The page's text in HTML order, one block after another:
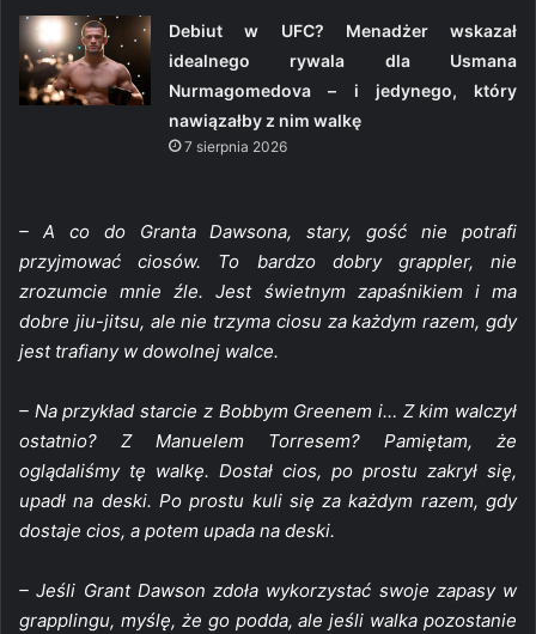
Debiut w UFC? Menadżer wskazał
idealnego rywala dla Usmana
Nurmagomedova – i jedynego, który
nawiązałby z nim walkę
7 sierpnia 2026
– A co do Granta Dawsona, stary, gość nie potrafi
przyjmować ciosów. To bardzo dobry grappler, nie
zrozumcie mnie źle. Jest świetnym zapaśnikiem i ma
dobre jiu-jitsu, ale nie trzyma ciosu za każdym razem, gdy
jest trafiany w dowolnej walce.
– Na przykład starcie z Bobbym Greenem i… Z kim walczył
ostatnio? Z Manuelem Torresem? Pamiętam, że
oglądaliśmy tę walkę. Dostał cios, po prostu zakrył się,
upadł na deski. Po prostu kuli się za każdym razem, gdy
dostaje cios, a potem upada na deski.
– Jeśli Grant Dawson zdoła wykorzystać swoje zapasy w
grapplingu, myślę, że go podda, ale jeśli walka pozostanie